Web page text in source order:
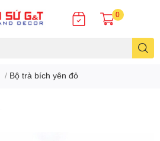
0
/ Bộ trà bích yên đỏ